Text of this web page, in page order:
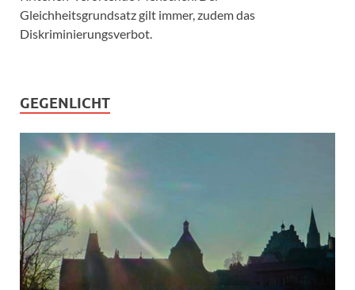
Gleichheitsgrundsatz gilt immer, zudem das
Diskriminierungsverbot.
GEGENLICHT